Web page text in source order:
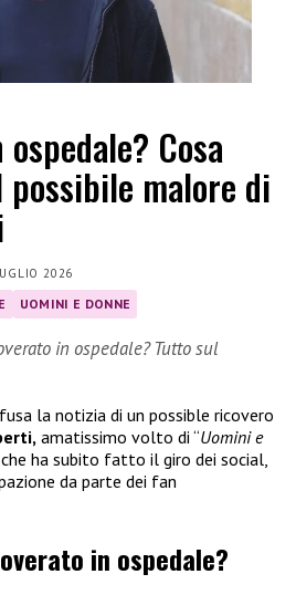
Cosa
possibile malore di
2026
UOMINI E DONNE
in ospedale? Tutto sul
la notizia di un possible ricovero
amatissimo volto di “Uomini e
che ha subito fatto il giro dei social,
da parte dei fan
in ospedale?